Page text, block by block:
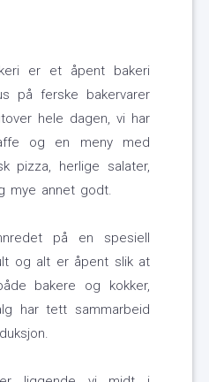
er et åpent bakeri
på ferske bakervarer
hele dagen, vi har
og en meny med
pizza, herlige salater,
mye annet godt.
på en spesiell
og alt er åpent slik at
bakere og kokker,
har tett sammarbeid